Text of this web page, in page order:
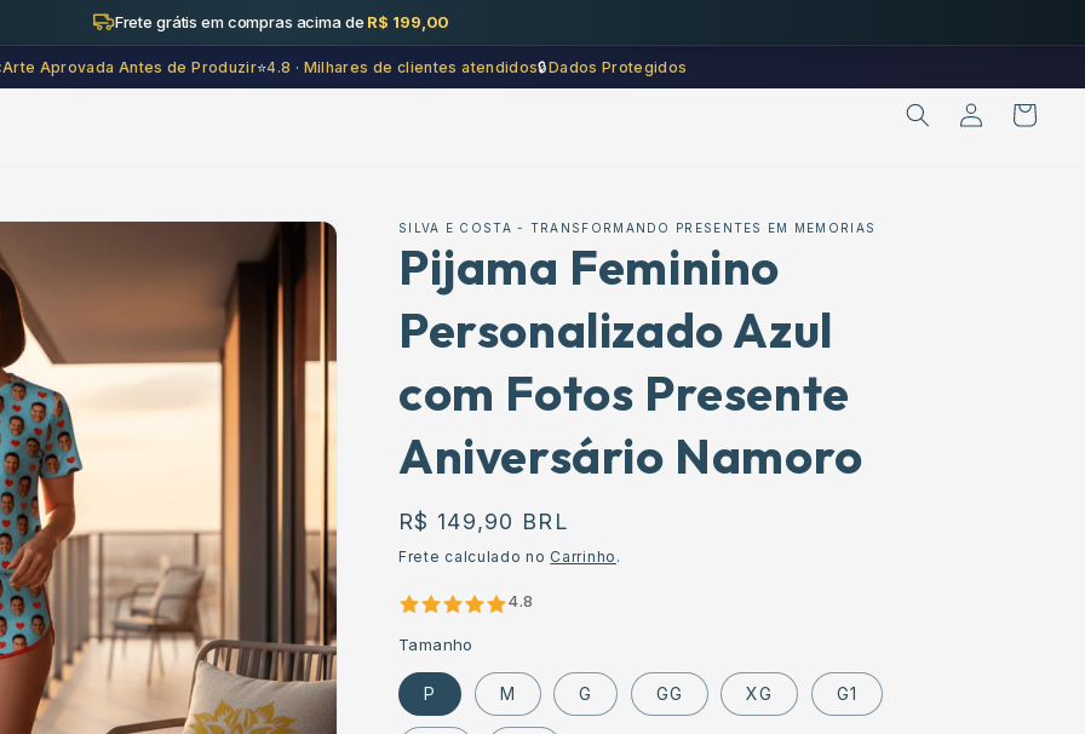
Frete grátis em compras acima de R$ 199,00
Arte Aprovada Antes de Produzir⭐4.8 · Milhares de clientes atendidos🔒Dados Protegidos
Iniciar
sessão
Carrinho
SILVA E COSTA - TRANSFORMANDO PRESENTES EM MEMORIAS
Pijama Feminino
Personalizado Azul
com Fotos Presente
Aniversário Namoro
Preço
normal
R$ 149,90 BRL
Frete calculado no Carrinho .
4.8
Tamanho
P M G GG XG G1